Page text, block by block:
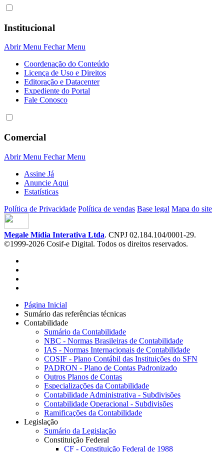
Institucional
Abrir Menu Fechar Menu
Coordenação do Conteúdo
Licença de Uso e Direitos
Editoração e Datacenter
Expediente do Portal
Fale Conosco
Comercial
Abrir Menu Fechar Menu
Assine Já
Anuncie Aqui
Estatísticas
Política de Privacidade Política de vendas Base legal Mapa do site
Megale Mídia Interativa Ltda. CNPJ 02.184.104/0001-29.
©1999-2026 Cosif-e Digital. Todos os direitos reservados.
Página Inicial
Sumário das referências técnicas
Contabilidade
Sumário da Contabilidade
NBC - Normas Brasileiras de Contabilidade
IAS - Normas Internacionais de Contabilidade
COSIF - Plano Contábil das Instituições do SFN
PADRON - Plano de Contas Padronizado
Outros Planos de Contas
Especializações da Contabilidade
Contabilidade Administrativa - Subdivisões
Contabilidade Operacional - Subdivisões
Ramificações da Contabilidade
Legislação
Sumário da Legislação
Constituição Federal
CF - Constituição Federal de 1988